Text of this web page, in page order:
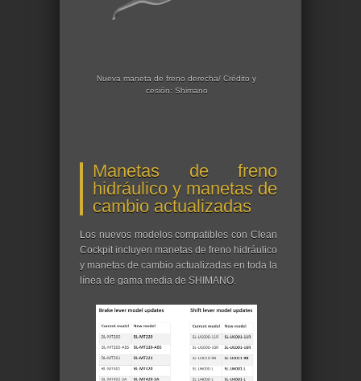
Nueva maneta de freno derecha/ Crédito y
cesión: Shimano
Manetas de freno
hidráulico y manetas de
cambio actualizadas
Los nuevos modelos compatibles con Clean
Cockpit incluyen manetas de freno hidráulico
y manetas de cambio actualizadas en toda la
línea de gama media de SHIMANO.